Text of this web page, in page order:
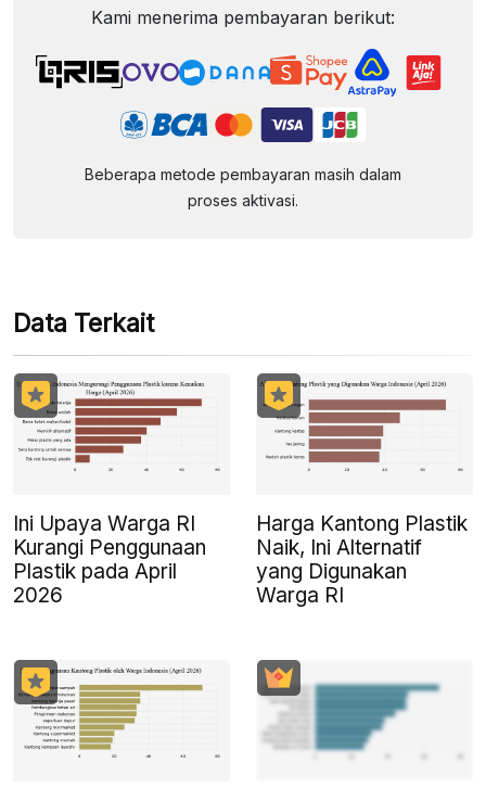
Kami menerima pembayaran berikut:
Beberapa metode pembayaran masih dalam
proses aktivasi.
Data Terkait
Ini Upaya Warga RI
Kurangi Penggunaan
Plastik pada April
2026
Harga Kantong Plastik
Naik, Ini Alternatif
yang Digunakan
Warga RI